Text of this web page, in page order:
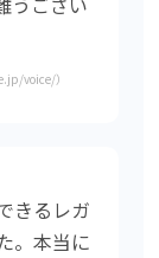
voice/）
きるレガ
。本当に